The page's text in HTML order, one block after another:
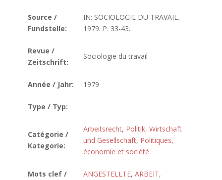
Source /
Fundstelle:
IN: SOCIOLOGIE DU TRAVAIL.
1979. P. 33-43.
Revue /
Zeitschrift:
Sociologie du travail
Année / Jahr: 1979
Type / Typ:
Catégorie /
Kategorie:
Arbeitsrecht, Politik, Wirtschaft
und Gesellschaft, Politiques,
économie et société
Mots clef /
ANGESTELLTE, ARBEIT,